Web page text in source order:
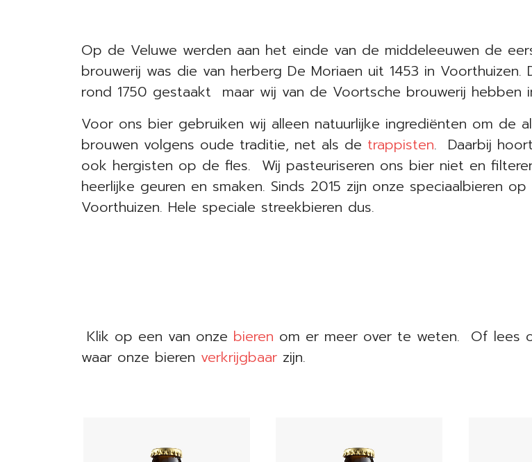
Op de Veluwe werden aan het einde van de middeleeuwen de
brouwerij was die van herberg De Moriaen uit 1453 in
rond 1750 gestaakt maar wij van de Voortsche brouwerij hebben
Voor ons bier gebruiken wij alleen natuurlijke ingrediënten om de
brouwen volgens oude traditie, net als de trappisten. Daarbij
ook hergisten op de fles. Wij pasteuriseren ons bier niet en
heerlijke geuren en smaken. Sinds 2015 zijn onze speciaalbieren
Voorthuizen. Hele speciale streekbieren dus.
Klik op een van onze bieren om er meer over te weten. Of lees
waar onze bieren verkrijgbaar zijn.